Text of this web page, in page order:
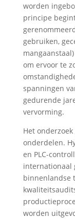
worden
principe
gebruiken,
om ervoor te
spanningen
gedurende
vervorming.
Het
onderdelen.
en PLC-
internationaal
binnenlandse
worden